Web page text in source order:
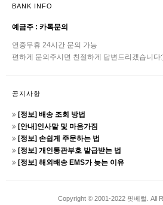
BANK INFO
예금주 : 카톡문의
연중무휴 24시간 문의 가능
편하게 문의주시면 친절하게 답변드리겠습니다
공지사항
[정보] 배송 조회 방법
[안내]인사말 및 마음가짐
[정보] 손쉽게 주문하는 법
[정보] 개인통관부호 발급받는 법
[정보] 해외배송 EMS가 늦는 이유
Copyright © 2001-2022 핏베럴. All